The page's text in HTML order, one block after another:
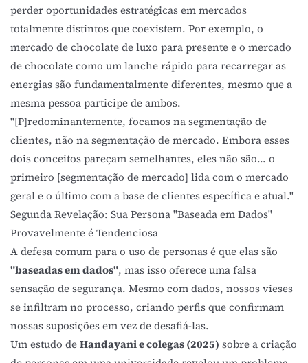
perder oportunidades estratégicas em mercados
totalmente distintos que coexistem. Por exemplo, o
mercado de chocolate de luxo para presente e o mercado
de chocolate como um lanche rápido para recarregar as
energias são fundamentalmente diferentes, mesmo que a
mesma pessoa participe de ambos.
"[P]redominantemente, focamos na segmentação de
clientes, não na segmentação de mercado. Embora esses
dois conceitos pareçam semelhantes, eles não são... o
primeiro [segmentação de mercado] lida com o mercado
geral e o último com a base de clientes específica e atual."
Segunda Revelação: Sua Persona "Baseada em Dados"
Provavelmente é Tendenciosa
A defesa comum para o uso de personas é que elas são
"baseadas em dados", mas isso oferece uma falsa
sensação de segurança. Mesmo com dados, nossos vieses
se infiltram no processo, criando perfis que confirmam
nossas suposições em vez de desafiá-las.
Um estudo deHandayani e colegas (2025) sobre a criação